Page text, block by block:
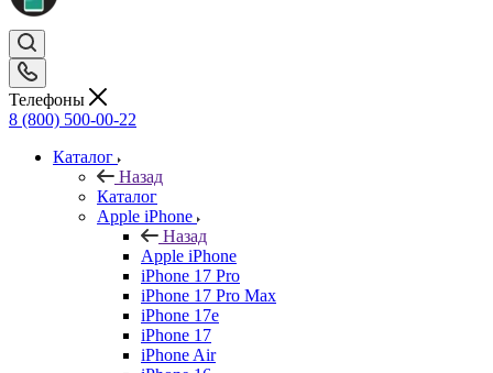
Телефоны
8 (800) 500-00-22
Каталог
Назад
Каталог
Apple iPhone
Назад
Apple iPhone
iPhone 17 Pro
iPhone 17 Pro Max
iPhone 17e
iPhone 17
iPhone Air